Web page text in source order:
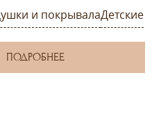
и покрывалаДетские
ПОДРОБНЕЕ